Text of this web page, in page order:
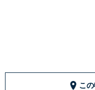
こ